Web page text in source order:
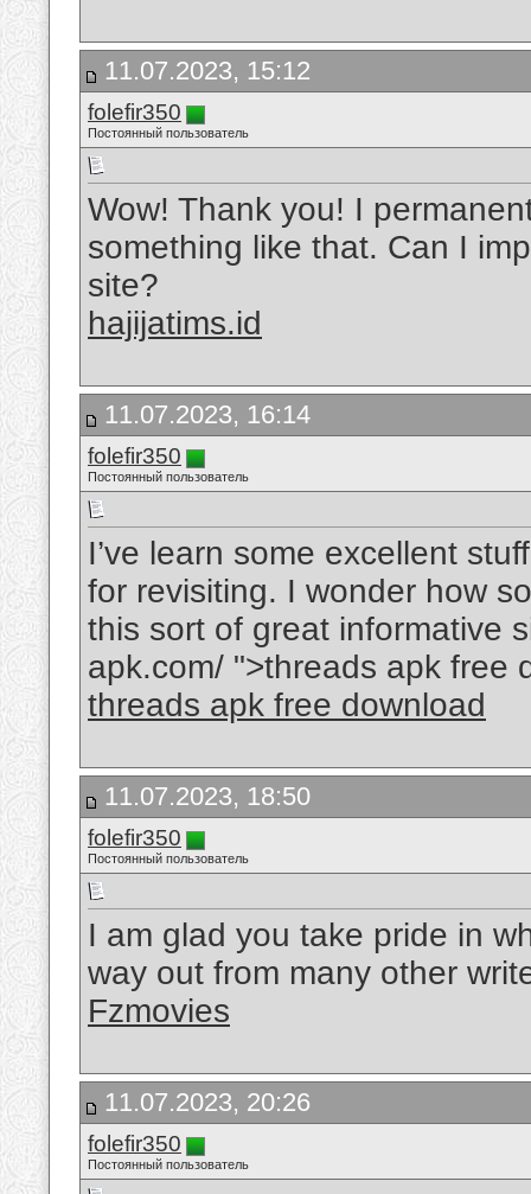
11.07.2023, 15:12
folefir350
Постоянный пользователь
Wow! Thank you! I
something like that. Can I
site?
hajijatims.id
11.07.2023, 16:14
folefir350
Постоянный пользователь
I’ve learn some excellent
for revisiting. I wonder how
this sort of great informative
apk.com/ ">threads apk free
threads apk free download
11.07.2023, 18:50
folefir350
Постоянный пользователь
I am glad you take pride in
way out from many other
Fzmovies
11.07.2023, 20:26
folefir350
Постоянный пользователь